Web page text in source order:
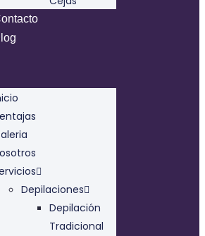
Depilaciones
Depilación
Tradicional